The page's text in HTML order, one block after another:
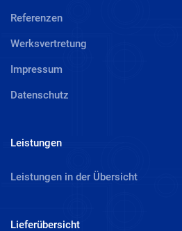
Referenzen
Werksvertretung
Impressum
Datenschutz
Leistungen
Leistungen in der Übersicht
Lieferübersicht